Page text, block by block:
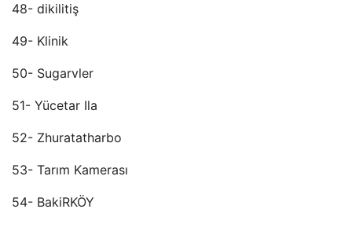
48- dikilitiş
49- Klinik
50- Sugarvler
51- Yücetar Ila
52- Zhuratatharbo
53- Tarım Kamerası
54- BakiRKÖY